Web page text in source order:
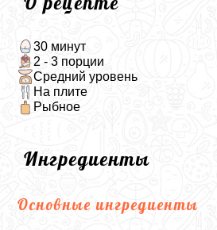
30 минут
2 - 3 порции
Средний уровень
На плите
Рыбное
Ингредиенты
Основные ингредиенты